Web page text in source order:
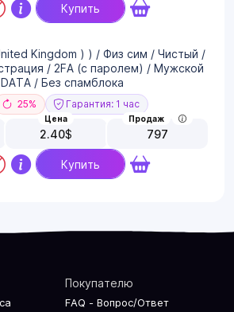
Купить
Kingdom ) ) / Физ сим / Чистый /
/ 2FA (с паролем) / Мужской
/ Без спамблока
25% Гарантия: 1 час
Цена
2.40$
Продаж
797
Купить
Покупателю
FAQ - Вопрос/Ответ